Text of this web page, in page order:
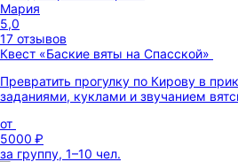
Мария
5,0
17 отзывов
Квест «Баские вяты на Спасской»
Превратить прогулку по Кирову в
заданиями, куклами и звучанием
от
5000 ₽
за группу, 1–10 чел.